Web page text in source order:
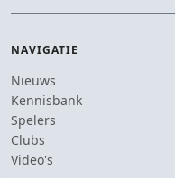
NAVIGATIE
Nieuws
Kennisbank
Spelers
Clubs
Video's